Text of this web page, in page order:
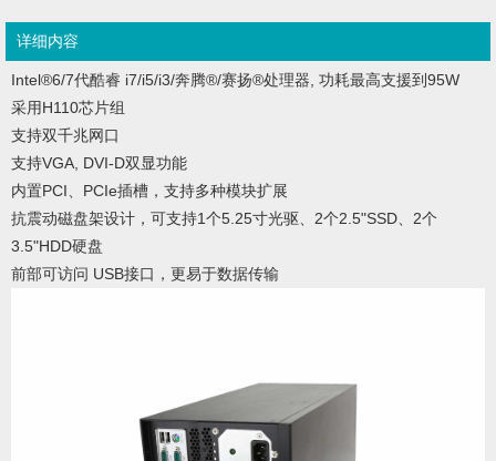
详细内容
Intel®6/7代酷睿 i7/i5/i3/奔腾®/赛扬®处理器, 功耗最高支援到95W
采用H110芯片组
支持双千兆网口
支持VGA, DVI-D双显功能
内置PCI、PCIe插槽，支持多种模块扩展
抗震动磁盘架设计，可支持1个5.25寸光驱、2个2.5"SSD、2个
3.5"HDD硬盘
前部可访问 USB接口，更易于数据传输